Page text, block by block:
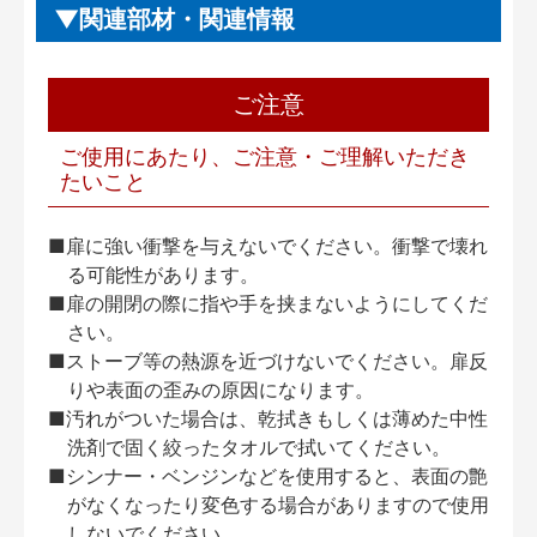
関連部材・関連情報
ご注意
ご使用にあたり、ご注意・ご理解いただき
たいこと
■扉に強い衝撃を与えないでください。衝撃で壊れ
る可能性があります。
■扉の開閉の際に指や手を挟まないようにしてくだ
さい。
■ストーブ等の熱源を近づけないでください。扉反
りや表面の歪みの原因になります。
■汚れがついた場合は、乾拭きもしくは薄めた中性
洗剤で固く絞ったタオルで拭いてください。
■シンナー・ベンジンなどを使用すると、表面の艶
がなくなったり変色する場合がありますので使用